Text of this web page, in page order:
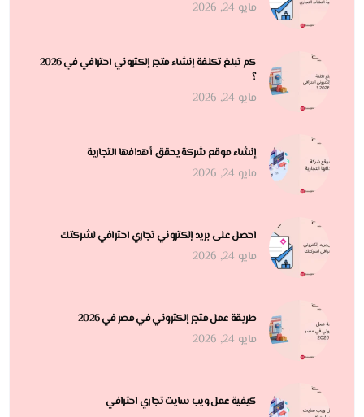
مايو 24, 2026
كم تبلغ تكلفة إنشاء متجر إلكتروني احترافي في 2026
؟
مايو 24, 2026
إنشاء موقع شركة يحقق أهدافها التجارية
مايو 24, 2026
احصل على بريد إلكتروني تجاري احترافي لشركتك
مايو 24, 2026
طريقة عمل متجر إلكتروني في مصر في 2026
مايو 24, 2026
كيفية عمل ويب سايت تجاري احترافي